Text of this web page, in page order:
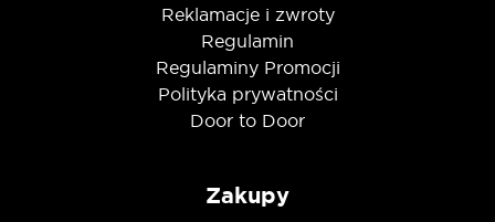
Reklamacje i zwroty
Regulamin
Regulaminy Promocji
Polityka prywatności
Door to Door
Zakupy